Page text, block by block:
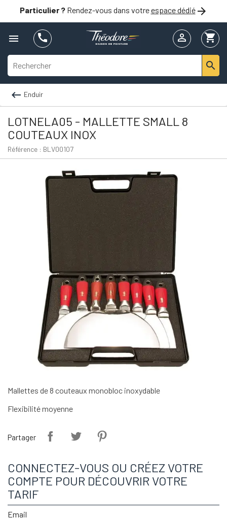
Particulier ?Rendez-vous dans votreespace dédié
  shopping_cart


 Enduir
LOTNELA05 - MALLETTE SMALL 8
COUTEAUX INOX
Référence : BLV00107
Mallettes de 8 couteaux monobloc inoxydable
Flexibilité moyenne
Partager
CONNECTEZ-VOUS OU CRÉEZ VOTRE
COMPTE POUR DÉCOUVRIR VOTRE
TARIF
Email